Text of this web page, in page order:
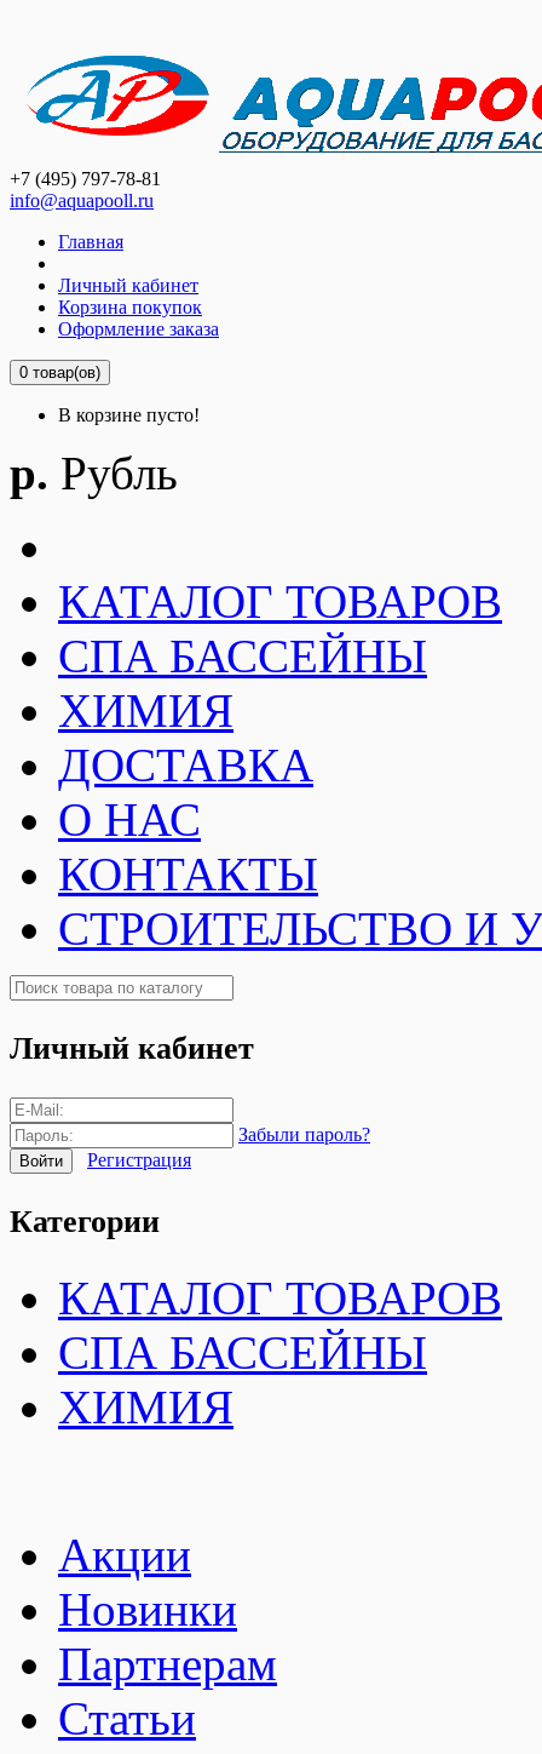
+7 (495) 797-78-81
info@aquapooll.ru
Главная
Личный кабинет
Корзина покупок
Оформление заказа
0 товар(ов)
В корзине пусто!
р. Рубль
КАТАЛОГ ТОВАРОВ
СПА БАССЕЙНЫ
ХИМИЯ
ДОСТАВКА
О НАС
КОНТАКТЫ
СТРОИТЕЛЬСТВО И
Личный кабинет
Забыли пароль?
Регистрация
Категории
КАТАЛОГ ТОВАРОВ
СПА БАССЕЙНЫ
ХИМИЯ
Акции
Новинки
Партнерам
Статьи